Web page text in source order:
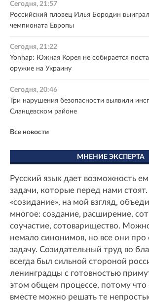
Сегодня, 21:57
Российский пловец Илья Бородин
чемпионата Европы
Сегодня, 21:22
Yonhap: Южная Корея не собирается
оружие на Украину
Сегодня, 20:46
Три нарушения безопасности выявили
Сланцевском районе
Все новости
МНЕНИЕ ЭКСПЕРТА
Русский язык дает возможность
задачи, которые перед нами
«созидание», на мой взгляд,
многое: создание, расширение,
соучастие, сотоварищество.
немало синонимов, но все они
задачу. Созидательный труд во
всегда был сильной стороной
ленинградцы с готовностью
этом общем процессе, потому что
вместе можно решать те